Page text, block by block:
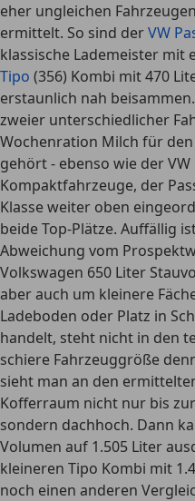
eher ungleichen
ermittelt. So sind derVW
klassische Lademeister mit
Tipo (356) Kombi mit 470
erstaunlich nah beisammen
zweier unterschiedlicher
Wochenration Milch für
gehört - ebenso wie der
Kompaktfahrzeuge, der
Klasse weiter oben
beide Top-Plätze. Auffällig
Abweichung vom
Volkswagen 650 Liter
aber auch um kleinere
Ladeboden oder Platz in
handelt, steht nicht in den
schiere Fahrzeuggröße
sieht man an den
Kofferraum nicht nur bis
sondern dachhoch. Dann
Volumen auf 1.505 Liter
kleineren Tipo Kombi mit
noch einen anderen